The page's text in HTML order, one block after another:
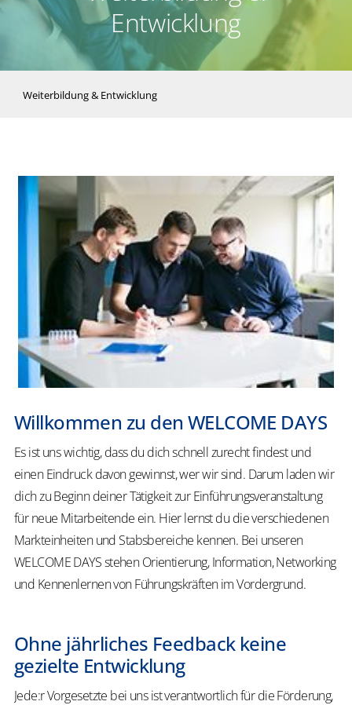
Entwicklung
Weiterbildung & Entwicklung
Willkommen zu den WELCOME DAYS
Es ist uns wichtig, dass du dich schnell zurecht findest und
einen Eindruck davon gewinnst, wer wir sind. Darum laden wir
dich zu Beginn deiner Tätigkeit zur Einführungsveranstaltung
für neue Mitarbeitende ein. Hier lernst du die verschiedenen
Markteinheiten und Stabsbereiche kennen. Bei unseren
WELCOME DAYS stehen Orientierung, Information, Networking
und Kennenlernen von Führungskräften im Vordergrund.
Ohne jährliches Feedback keine
gezielte Entwicklung
Jede:r Vorgesetzte bei uns ist verantwortlich für die Förderung,